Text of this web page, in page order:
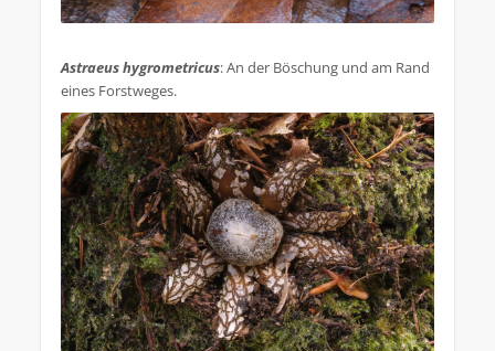
Astraeus hygrometricus: An der Böschung und am Rand
eines Forstweges.